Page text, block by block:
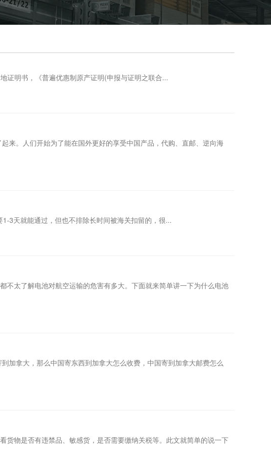
明书，《普遍优惠制原产证明(申报与证明之联合...
来。人们开始为了能在国外更好的享受中国产品，代购、直邮、逆向海
3天就能通过，但也不排除长时间被海关扣留的，很...
太了解电池对航空运输的危害有多大。下面就来简单讲一下为什么电池
加拿大，那么中国寄东西到加拿大怎么收费，中国寄到加拿大邮费怎么
货物是否有违禁品、敏感货，是否需要缴纳关税等。此文就简单的说一下